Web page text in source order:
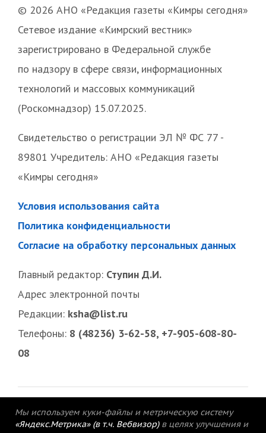
© 2026 АНО «Редакция газеты «Кимры сегодня»
Сетевое издание «Кимрский вестник»
зарегистрировано в Федеральной службе
по надзору в сфере связи, информационных
технологий и массовых коммуникаций
(Роскомнадзор) 15.07.2025.
Свидетельство о регистрации ЭЛ № ФС 77 -
89801 Учредитель: АНО «Редакция газеты
«Кимры сегодня»
Условия использования сайта
Политика конфиденциальности
Согласие на обработку персональных данных
Главный редактор: Ступин Д.И.
Адрес электронной почты
Редакции: ksha@list.ru
Телефоны: 8 (48236) 3-62-58, +7-905-608-80-
08
Мы используем куки-файлы и метрическую систему
«Яндекс.Метрика» (в т.ч. Вебвизор) в целях улучшения и